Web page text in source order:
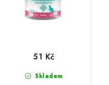
Skladem
51 Kč